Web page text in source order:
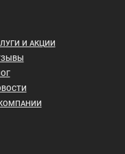
И АКЦИИ